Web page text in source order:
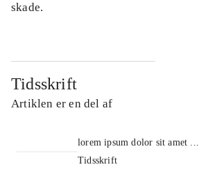
skade.
Tidsskrift
Artiklen er en del af
lorem ipsum dolor sit amet ...
Tidsskrift